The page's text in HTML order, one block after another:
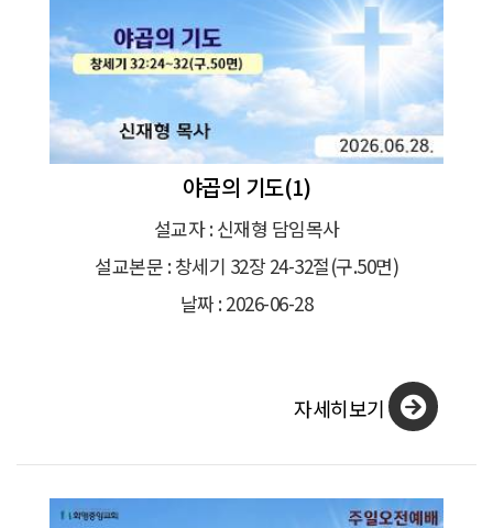
야곱의 기도(1)
설교자 : 신재형 담임목사
설교본문 : 창세기 32장 24-32절(구.50면)
날짜 : 2026-06-28
자세히보기